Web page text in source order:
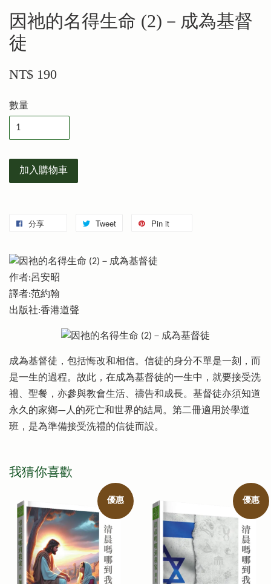
因祂的名得生命 (2)－成為基督
徒
NT$ 190
數量
加入購物車
分享 Tweet Pin it
作者:呂安昭
譯者:范約翰
出版社:香港道聲
成為基督徒，包括悔改和相信。信徒的身分不單是一刻，而
是一生的過程。故此，在成為基督徒的一生中，就要接受洗
禮、聖餐，亦參與教會生活、禱告和成長。基督徒亦須知道
永久的家鄉—人的死亡和世界的結局。第二冊適用於學道
班，是為準備接受洗禮的信徒而設。
我猜你喜歡
優惠 優惠